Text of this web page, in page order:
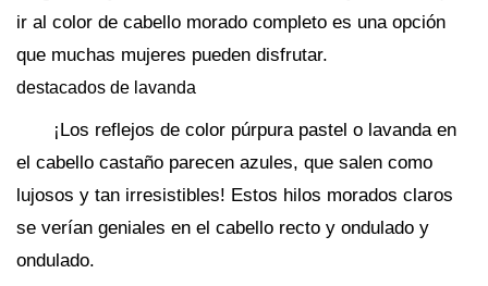
ir al color de cabello morado completo es una opción
que muchas mujeres pueden disfrutar.
destacados de lavanda
¡Los reflejos de color púrpura pastel o lavanda en
el cabello castaño parecen azules, que salen como
lujosos y tan irresistibles! Estos hilos morados claros
se verían geniales en el cabello recto y ondulado y
ondulado.